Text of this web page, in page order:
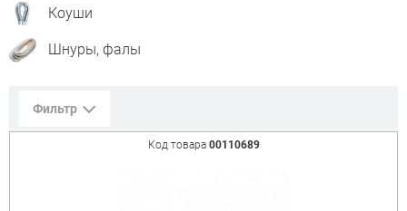
Коуши
Шнуры, фалы
Фильтр
Код товара 00110689